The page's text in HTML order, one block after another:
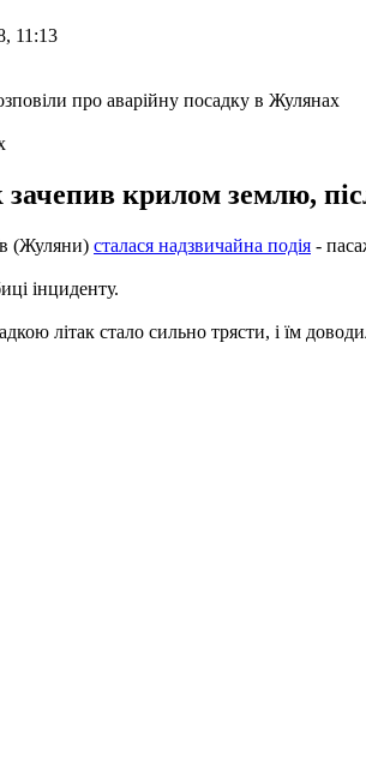
11:13
крилом землю,
(Жуляни) сталася надзвичайна подія -
інциденту.
літак стало сильно трясти, і їм